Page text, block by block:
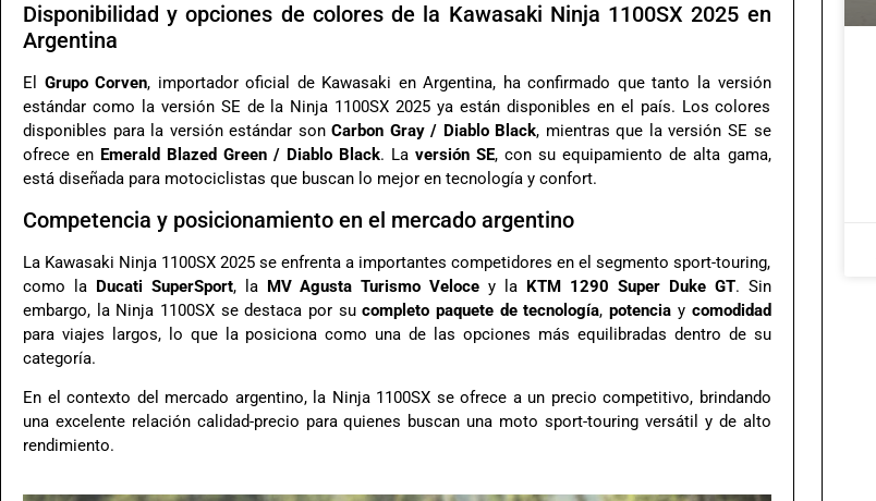
Disponibilidad y opciones de colores de la Kawasaki Ninja 1100SX 2025 en
Argentina
El Grupo Corven, importador oficial de Kawasaki en Argentina, ha confirmado que tanto la versión
estándar como la versión SE de la Ninja 1100SX 2025 ya están disponibles en el país. Los colores
disponibles para la versión estándar sonCarbon Gray / Diablo Black, mientras que la versión SE se
ofrece en Emerald Blazed Green / Diablo Black. Laversión SE, con su equipamiento de alta gama,
está diseñada para motociclistas que buscan lo mejor en tecnología y confort.
Competencia y posicionamiento en el mercado argentino
La Kawasaki Ninja 1100SX 2025 se enfrenta a importantes competidores en el segmento sport-touring,
como la Ducati SuperSport, la MV Agusta Turismo Veloce y la KTM 1290 Super Duke GT. Sin
embargo, la Ninja 1100SX se destaca por sucompleto paquete de tecnología,potencia y comodidad
para viajes largos, lo que la posiciona como una de las opciones más equilibradas dentro de su
categoría.
En el contexto del mercado argentino, la Ninja 1100SX se ofrece a un precio competitivo, brindando
una excelente relación calidad-precio para quienes buscan una moto sport-touring versátil y de alto
rendimiento.